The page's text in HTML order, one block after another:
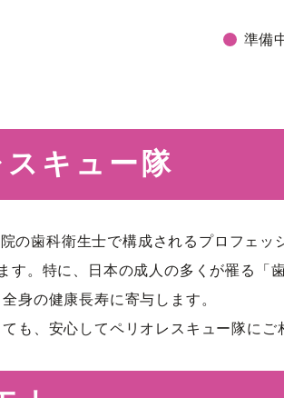
準備
キュー隊
の歯科衛生士で構成されるプロフェ
す。特に、日本の成人の多くが罹る「
身の健康長寿に寄与します。
も、安心してペリオレスキュー隊にご